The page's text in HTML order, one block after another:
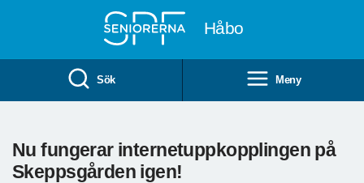
Håbo
Sök Meny
Nu fungerar internetuppkopplingen på
Skeppsgården igen!